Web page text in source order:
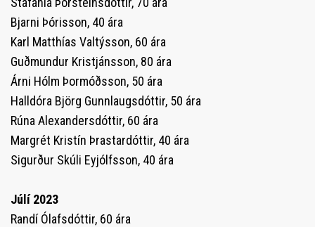
Bjarni Þórisson, 40 ára
Karl Matthías Valtýsson, 60 ára
Guðmundur Kristjánsson, 80 ára
Árni Hólm Þormóðsson, 50 ára
Halldóra Björg Gunnlaugsdóttir, 50 ára
Rúna Alexandersdóttir, 60 ára
Margrét Kristín Þrastardóttir, 40 ára
Sigurður Skúli Eyjólfsson, 40 ára
Júlí 2023
Randí Ólafsdóttir, 60 ára